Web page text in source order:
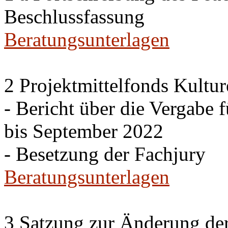
Beschlussfassung
Beratungsunterlagen
2 Projektmittelfonds
- Bericht über die Vergabe
bis September 2022
- Besetzung der Fachjury
Beratungsunterlagen
3 Satzung zur Änderung